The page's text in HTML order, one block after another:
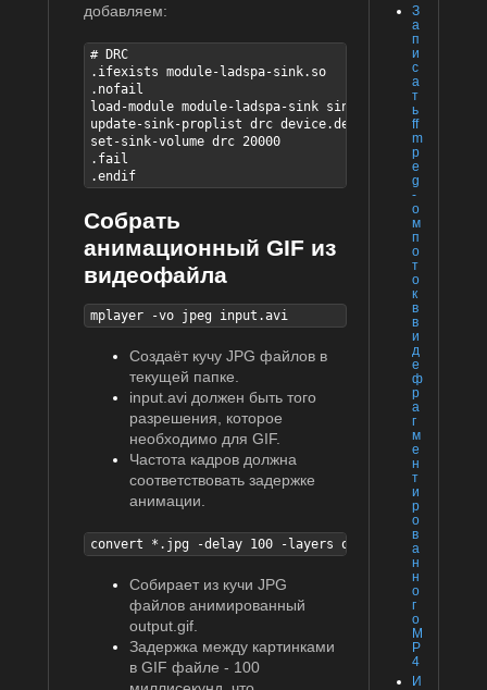
З
а
п
и
с
а
т
ь
ff
m
p
e
g
-
о
м
п
о
т
о
к
в
в
и
д
е
ф
р
а
г
м
е
н
т
и
р
о
в
а
н
н
о
г
о
M
P
4
И
добавляем:
# DRC
.ifexists module-ladspa-sink.so
.nofail
load-module module-ladspa-sink sink_name=drc
update-sink-proplist drc device.description="Dynamic
set-sink-volume drc 20000
.fail
.endif
Собрать
анимационный GIF из
видеофайла
mplayer -vo jpeg input.avi
Создаёт кучу JPG файлов в
текущей папке.
input.avi должен быть того
разрешения, которое
необходимо для GIF.
Частота кадров должна
соответствовать задержке
анимации.
convert *.jpg -delay 100 -layers optimize output.gif
Собирает из кучи JPG
файлов анимированный
output.gif.
Задержка между картинками
в GIF файле - 100